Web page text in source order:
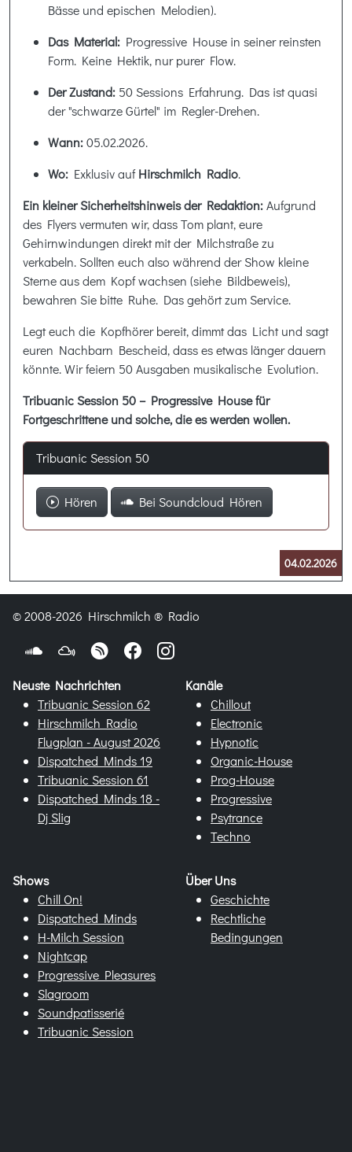
Bässe und epischen Melodien).
Das Material: Progressive House in seiner reinsten
Form. Keine Hektik, nur purer Flow.
Der Zustand: 50 Sessions Erfahrung. Das ist quasi
der "schwarze Gürtel" im Regler-Drehen.
Wann:05.02.2026.
Wo: Exklusiv aufHirschmilch Radio.
Ein kleiner Sicherheitshinweis der Redaktion:Aufgrund
des Flyers vermuten wir, dass Tom plant, eure
Gehirnwindungen direkt mit der Milchstraße zu
verkabeln. Sollten euch also während der Show kleine
Sterne aus dem Kopf wachsen (siehe Bildbeweis),
bewahren Sie bitte Ruhe. Das gehört zum Service.
Legt euch die Kopfhörer bereit, dimmt das Licht und sagt
euren Nachbarn Bescheid, dass es etwas länger dauern
könnte. Wir feiern 50 Ausgaben musikalische Evolution.
Tribuanic Session 50 – Progressive House für
Fortgeschrittene und solche, die es werden wollen.
Tribuanic Session 50
Hören Bei Soundcloud Hören
04.02.2026
© 2008-2026 Hirschmilch ® Radio
Neuste Nachrichten
Tribuanic Session 62
Hirschmilch Radio
Flugplan - August 2026
Dispatched Minds 19
Tribuanic Session 61
Dispatched Minds 18 -
Dj Slig
Kanäle
Chillout
Electronic
Hypnotic
Organic-House
Prog-House
Progressive
Psytrance
Techno
Shows
Chill On!
Dispatched Minds
H-Milch Session
Nightcap
Progressive Pleasures
Slagroom
Soundpatisserié
Tribuanic Session
Über Uns
Geschichte
Rechtliche
Bedingungen